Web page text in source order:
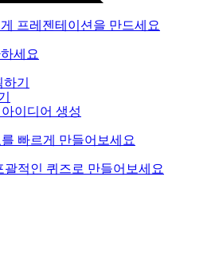
프레젠테이션을 만드세요
세요
기
이디어 생성
빠르게 만들어보세요
적인 퀴즈로 만들어보세요